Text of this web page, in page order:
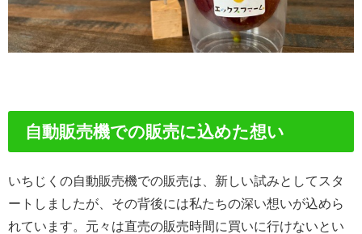
自動販売機での販売に込めた想い
いちじくの自動販売機での販売は、新しい試みとしてスタ
ートしましたが、その背後には私たちの深い想いが込めら
れています。元々は直売の販売時間に買いに行けないとい